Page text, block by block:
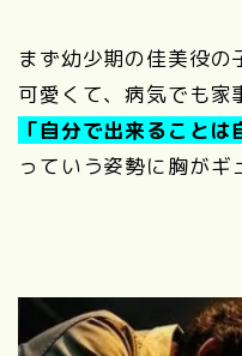
まず幼少期の佳美役の
可愛くて、病気でも家
「自分で出来ることは
っていう姿勢に胸がギ